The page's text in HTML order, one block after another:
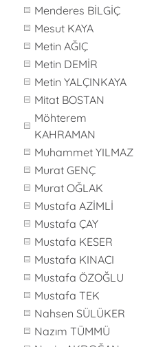
Menderes BİLGİÇ
Mesut KAYA
Metin AĞIÇ
Metin DEMİR
Metin YALÇINKAYA
Mitat BOSTAN
Möhterem
KAHRAMAN
Muhammet YILMAZ
Murat GENÇ
Murat OĞLAK
Mustafa AZİMLİ
Mustafa ÇAY
Mustafa KESER
Mustafa KINACI
Mustafa ÖZOĞLU
Mustafa TEK
Nahsen SÜLÜKER
Nazım TÜMMÜ